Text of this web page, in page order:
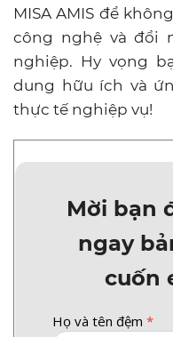
MISA AMIS để
công nghệ và đổi
nghiệp. Hy vọng
dung hữu ích và
thực tế nghiệp vụ!
Mời bạn
ngay
cuốn
Họ và tên đệm *